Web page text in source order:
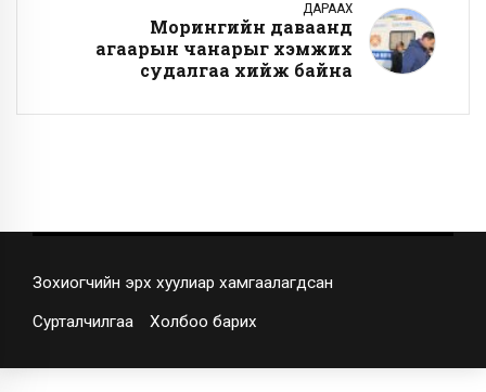
ДАРААХ
Морингийн даваанд
агаарын чанарыг хэмжих
судалгаа хийж байна
Зохиогчийн эрх хуулиар хамгаалагдсан
Сурталчилгаа Холбоо барих